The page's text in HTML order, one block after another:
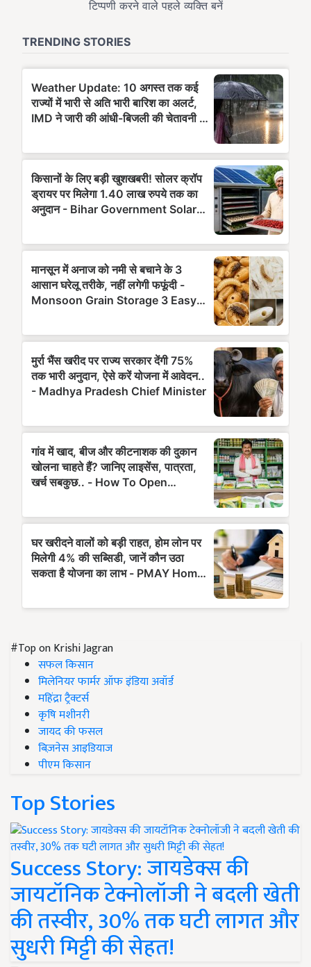
#Top on Krishi Jagran
सफल किसान
मिलेनियर फार्मर ऑफ इंडिया अवॉर्ड
महिंद्रा ट्रैक्टर्स
कृषि मशीनरी
जायद की फसल
बिज़नेस आइडियाज
पीएम किसान
Top Stories
Success Story: जायडेक्स की
जायटॉनिक टेक्नोलॉजी ने बदली खेती
की तस्वीर, 30% तक घटी लागत और
सुधरी मिट्टी की सेहत!